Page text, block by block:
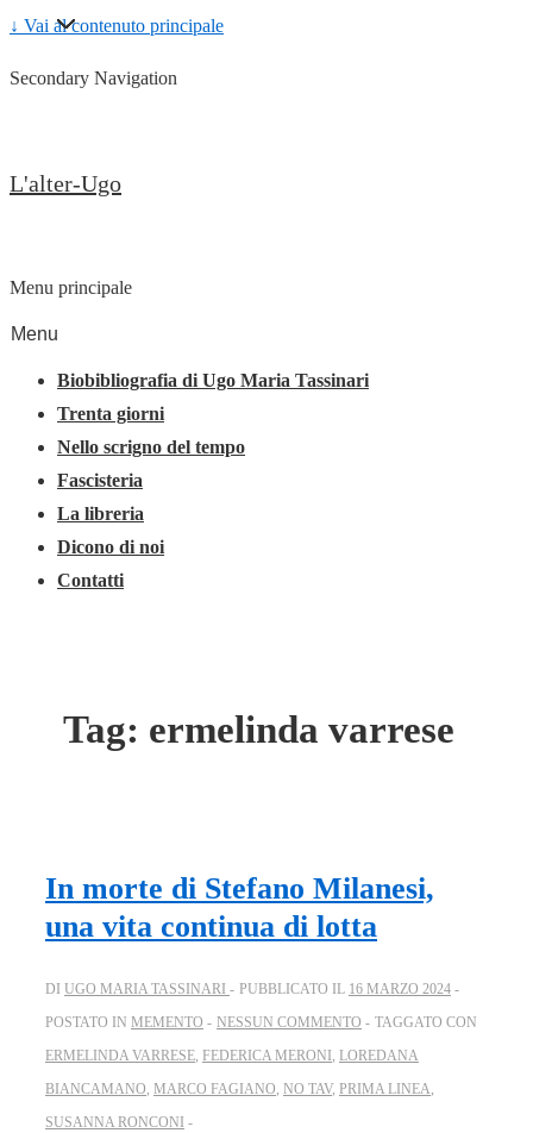
↓ Vai al contenuto principale
Secondary Navigation
L'alter-Ugo
Menu principale
Menu
Biobibliografia di Ugo Maria Tassinari
Trenta giorni
Nello scrigno del tempo
Fascisteria
La libreria
Dicono di noi
Contatti
Tag: ermelinda varrese
In morte di Stefano Milanesi,
una vita continua di lotta
DI UGO MARIA TASSINARI PUBBLICATO IL 16 MARZO 2024
POSTATO IN MEMENTO NESSUN COMMENTO
TAGGATO CON
ERMELINDA VARRESE, FEDERICA MERONI , LOREDANA
BIANCAMANO, MARCO FAGIANO, NO TAV, PRIMA LINEA,
SUSANNA RONCONI